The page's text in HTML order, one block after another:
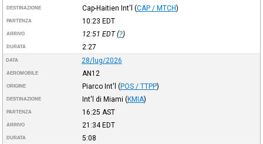
DESTINAZIONE Cap-Haitien Int'l (CAP / MTCH)
PARTENZA 10:23 EDT
ARRIVO 12:51 EDT(?)
DURATA 2:27
DATA 28/lug/2026
AEROMOBILE AN12
ORIGINE Piarco Int'l (POS / TTPP)
DESTINAZIONE Int'l di Miami (KMIA)
PARTENZA 16:25 AST
ARRIVO 21:34EDT
DURATA 5:08